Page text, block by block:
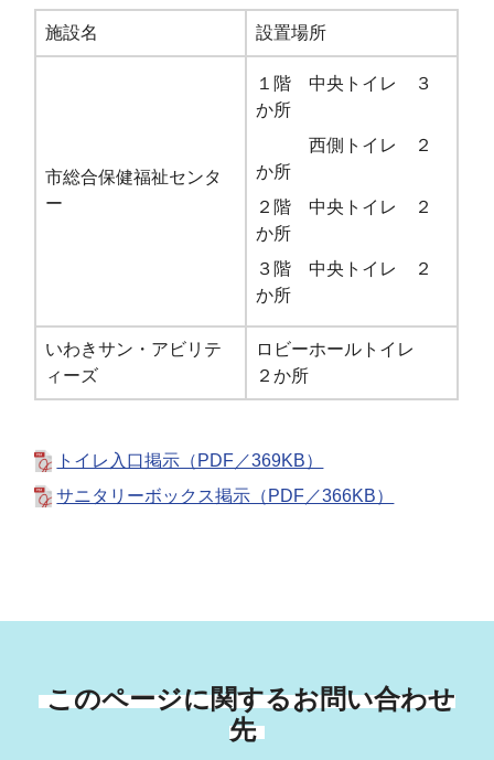
施設名 設置場所
市総合保健福祉センタ
ー
１階 中央トイレ ３
か所
西側トイレ ２
か所
２階 中央トイレ ２
か所
３階 中央トイレ ２
か所
いわきサン・アビリテ
ィーズ
ロビーホールトイレ
２か所
トイレ入口掲示（PDF／369KB）
サニタリーボックス掲示（PDF／366KB）
このページに関するお問い合わせ
先